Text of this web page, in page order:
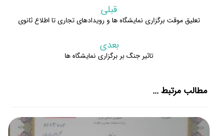
قبلی
تعليق موقت برگزاری نمایشگاه ها و رویدادهای تجاری تا اطلاع ثانوی
بعدی
تاثیر جنگ بر برگزاری نمایشگاه ها
مطالب مرتبط ...